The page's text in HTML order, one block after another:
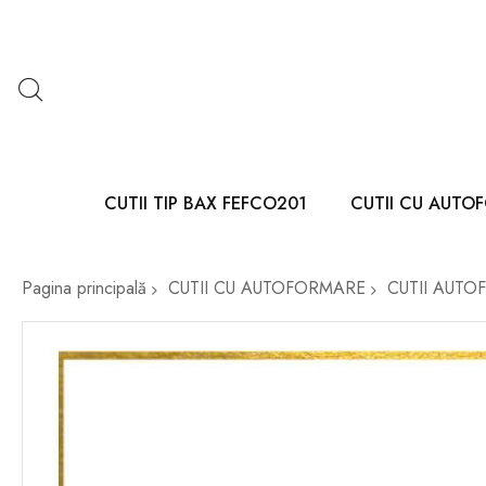
CUTII TIP BAX FEFCO201 CUTII CU
Pagina principală CUTII CU AUTOFORMARE CUTII
Skip
the